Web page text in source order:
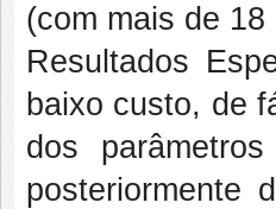
(com mais de
Resultados
baixo custo, de
dos
posteriormente